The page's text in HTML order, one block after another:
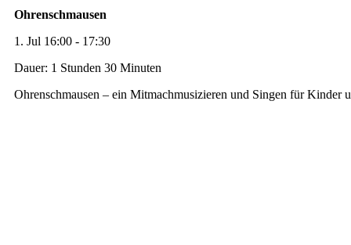
Ohrenschmausen
1. Jul 16:00 - 17:30
Dauer: 1 Stunden 30 Minuten
Ohrenschmausen – ein Mitmachmusizieren und Singen für Kinder